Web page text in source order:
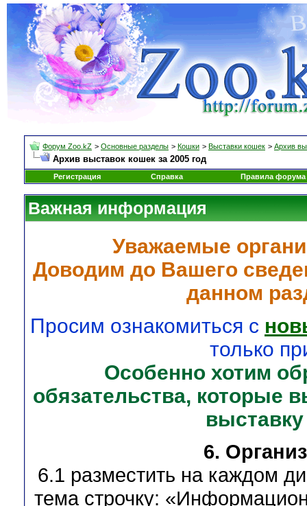
Форум Zoo.kZ > Основные разделы > Кошки > Выставки кошек > Архив
Архив выставок кошек за 2005 год
Регистрация Справка Правила форума
Важная информация
Уважаемые
Доводим до Вашего
данном
Просим ознакомиться с
только
Особенно хотим
обязательства, которые
6.
6.1 разместить на каждом
тема строчку: